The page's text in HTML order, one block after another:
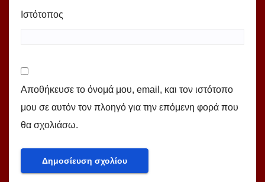
Ιστότοπος
Αποθήκευσε το όνομά μου, email, και τον ιστότοπο
μου σε αυτόν τον πλοηγό για την επόμενη φορά που
θα σχολιάσω.